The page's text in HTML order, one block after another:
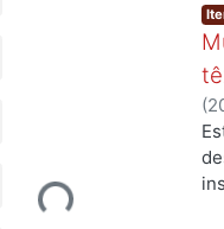
Loading...
(